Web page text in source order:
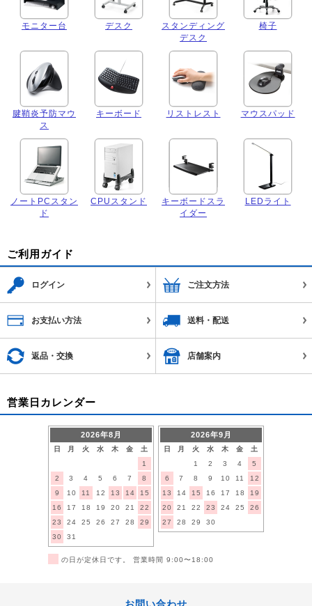
モニター台 デスク
スタンディング
デスク
椅子
腱鞘炎予防マウ
ス
キーボード リストレスト マウスパッド
ノートPCスタン
ド
CPUスタンド
キーボードスラ
イダー
LEDライト
ご利用ガイド
ログイン ご注文方法
お支払い方法 送料・配送
返品・交換 店舗案内
営業日カレンダー
2026年8月
日 月 火 水 木 金
土
1
2
3 4 5 6 7
8
9
10 11 12 13 14
15
16
17 18 19 20 21
22
23
24 25 26 27 28
29
30
31
2026年9月
日 月 火 水 木 金
土
1
2 3 4
5
6
7 8 9 10 11
12
13
14 15 16 17 18
19
20
21 22 23 24 25
26
27
28 29 30
の日が定休日です。 営業時間 9:00〜18:00